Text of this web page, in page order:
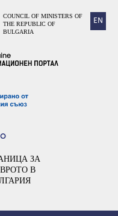
EN
COUNCIL OF MINISTERS OF
THE REPUBLIC OF
BULGARIA
ЗА
В